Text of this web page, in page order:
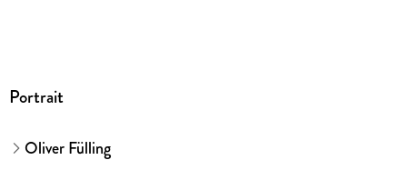
Portrait
Oliver Fülling